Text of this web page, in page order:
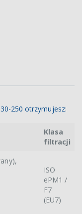
250 otrzymujesz:
Klasa
filtracji
ISO
ePM1 /
F7
(EU7)